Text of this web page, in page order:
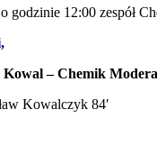
o godzinie 12:00 zespół
– Chemik
Kowalczyk 84′